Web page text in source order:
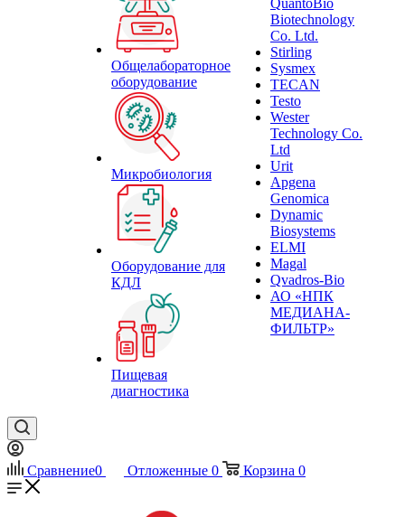
Общелабораторное
оборудование
Микробиология
Оборудование для
КДЛ
Пищевая
диагностика
QuantoBio
Biotechnology
Co. Ltd.
Stirling
Sysmex
TECAN
Testo
Wester
Technology Co.
Ltd
Urit
Apgena
Genomica
Dynamic
Biosystems
ELMI
Magal
Qvadros-Bio
АО «НПК
МЕДИАНА-
ФИЛЬТР»
Сравнение0 Отложенные 0 Корзина 0